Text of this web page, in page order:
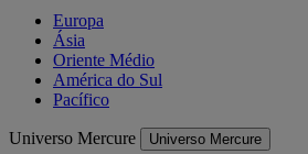
Europa
Ásia
Oriente Médio
América do Sul
Pacífico
Universo Mercure Universo Mercure